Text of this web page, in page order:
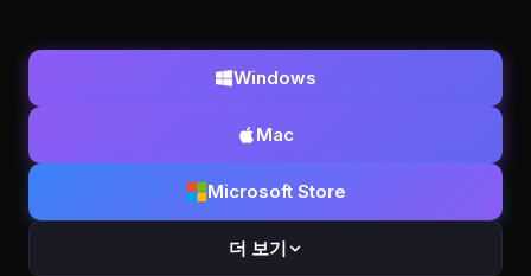
Windows
Mac
Microsoft Store
더 보기